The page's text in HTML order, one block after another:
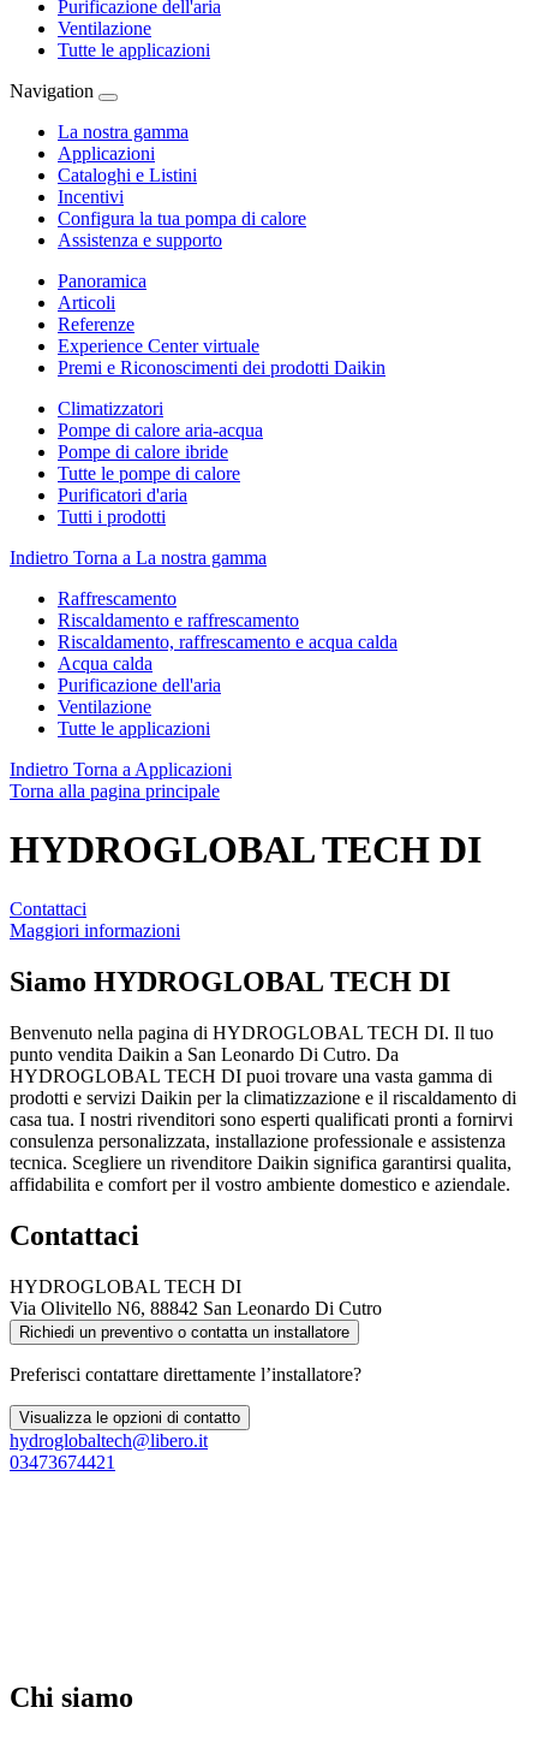
Purificazione dell'aria
Ventilazione
Tutte le applicazioni
Navigation
La nostra gamma
Applicazioni
Cataloghi e Listini
Incentivi
Configura la tua pompa di calore
Assistenza e supporto
Panoramica
Articoli
Referenze
Experience Center virtuale
Premi e Riconoscimenti dei prodotti Daikin
Climatizzatori
Pompe di calore aria-acqua
Pompe di calore ibride
Tutte le pompe di calore
Purificatori d'aria
Tutti i prodotti
Indietro Torna a La nostra gamma
Raffrescamento
Riscaldamento e raffrescamento
Riscaldamento, raffrescamento e acqua calda
Acqua calda
Purificazione dell'aria
Ventilazione
Tutte le applicazioni
Indietro Torna a Applicazioni
Torna alla pagina principale
HYDROGLOBAL TECH DI
Contattaci
Maggiori informazioni
Siamo HYDROGLOBAL TECH DI
Benvenuto nella pagina di HYDROGLOBAL TECH DI. Il tuo
punto vendita Daikin a San Leonardo Di Cutro. Da
HYDROGLOBAL TECH DI puoi trovare una vasta gamma di
prodotti e servizi Daikin per la climatizzazione e il riscaldamento di
casa tua. I nostri rivenditori sono esperti qualificati pronti a fornirvi
consulenza personalizzata, installazione professionale e assistenza
tecnica. Scegliere un rivenditore Daikin significa garantirsi qualita,
affidabilita e comfort per il vostro ambiente domestico e aziendale.
Contattaci
HYDROGLOBAL TECH DI
Via Olivitello N6, 88842 San Leonardo Di Cutro
Richiedi un preventivo o contatta un installatore
Preferisci contattare direttamente l’installatore?
Visualizza le opzioni di contatto
hydroglobaltech@libero.it
03473674421
Chi siamo